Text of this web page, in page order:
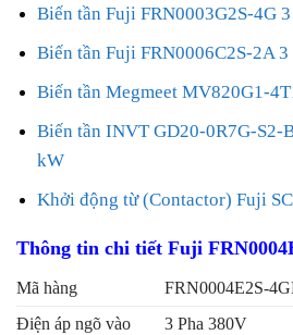
Biến tần Fuji FRN0003G2S-4G
Biến tần Fuji FRN0006C2S-2A
Biến tần Megmeet MV820G1-
Biến tần INVT GD20-0R7G-S2-
kW
Khởi động từ (Contactor) Fuji
Thông tin chi tiết Fuji
Mã hàng
FRN0004E2S-
Điện áp ngõ vào
3 Pha 380V